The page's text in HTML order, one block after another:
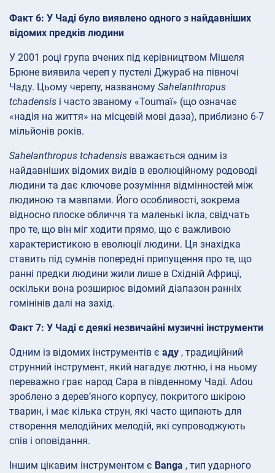
Факт 6: У Чаді було виявлено одного з найдавніших
відомих предків людини
У 2001 році група вчених під керівництвом Мішеля
Брюне виявила череп у пустелі Джураб на півночі
Чаду. Цьому черепу, названому Sahelanthropus
tchadensis і часто званому «Toumaï» (що означає
«надія на життя» на місцевій мові даза), приблизно 6-7
мільйонів років.
Sahelanthropus tchadensis вважається одним із
найдавніших відомих видів в еволюційному родоводі
людини та дає ключове розуміння відмінностей між
людиною та мавпами. Його особливості, зокрема
відносно плоске обличчя та маленькі ікла, свідчать
про те, що він міг ходити прямо, що є важливою
характеристикою в еволюції людини. Ця знахідка
ставить під сумнів попередні припущення про те, що
ранні предки людини жили лише в Східній Африці,
оскільки вона розширює відомий діапазон ранніх
гомінінів далі на захід.
Факт 7: У Чаді є деякі незвичайні музичні інструменти
Одним із відомих інструментів є аду , традиційний
струнний інструмент, який нагадує лютню, і на ньому
переважно грає народ Сара в південному Чаді. Adou
зроблено з дерев’яного корпусу, покритого шкірою
тварин, і має кілька струн, які часто щипають для
створення мелодійних мелодій, які супроводжують
спів і оповідання.
Іншим цікавим інструментом є Banga , тип ударного